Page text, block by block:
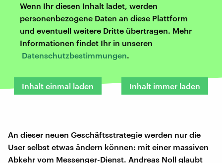
Wenn Ihr diesen Inhalt ladet, werden
personenbezogene Daten an diese Plattform
und eventuell weitere Dritte übertragen. Mehr
Informationen findet Ihr in unseren
Datenschutzbestimmungen.
Inhalt einmal laden Inhalt immer laden
An dieser neuen Geschäftsstrategie werden nur die
User selbst etwas ändern können: mit einer massiven
Abkehr vom Messenger-Dienst. Andreas Noll glaubt